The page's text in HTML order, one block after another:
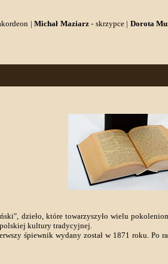
|Michał Maziarz- skrzypce | Dorota
dzieło, które towarzyszyło wielu
polskiej kultury tradycyjnej.
śpiewnik wydany został w 1871 roku. Po